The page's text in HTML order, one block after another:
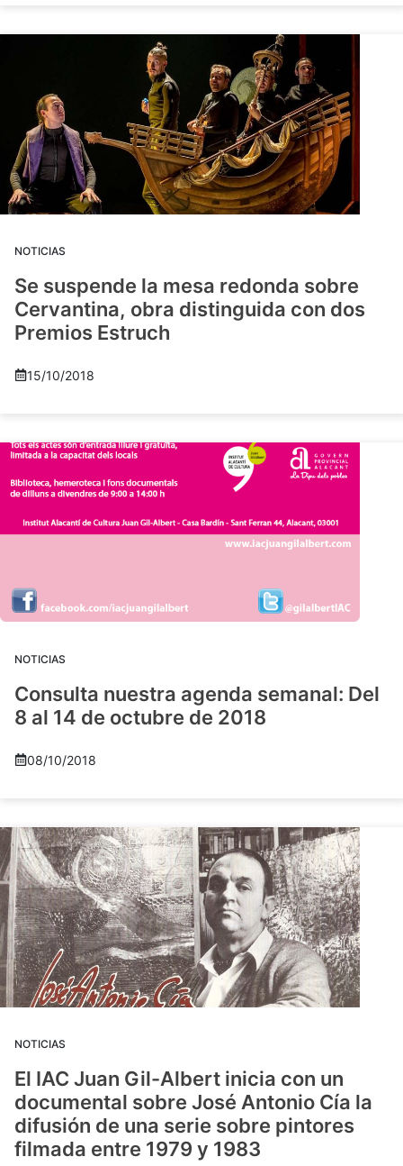
NOTICIAS
Se suspende la mesa redonda sobre
Cervantina, obra distinguida con dos
Premios Estruch
15/10/2018
NOTICIAS
Consulta nuestra agenda semanal: Del
8 al 14 de octubre de 2018
08/10/2018
NOTICIAS
El IAC Juan Gil-Albert inicia con un
documental sobre José Antonio Cía la
difusión de una serie sobre pintores
filmada entre 1979 y 1983